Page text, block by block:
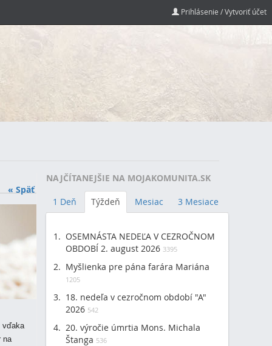
Prihlásenie / Vytvoriť účet
« Späť
vďaka
na
NAJČÍTANEJŠIE NA MOJAKOMUNITA.SK
1 Deň Týždeň Mesiac 3 Mesiace
OSEMNÁSTA NEDEĽA V CEZROČNOM
OBDOBÍ 2. august 2026 3395
Myšlienka pre pána farára Mariána
1205
18. nedeľa v cezročnom období "A"
2026 542
20. výročie úmrtia Mons. Michala
Štanga 536